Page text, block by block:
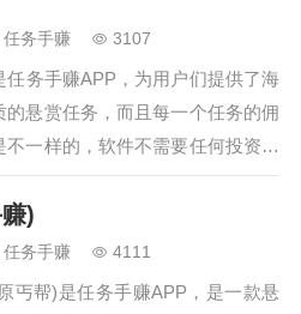
价助力等微任务，操作简单，下载
…
任务手赚 3107
任务手赚APP，为用户们提供了海
的悬赏任务，而且每一个任务的佣
不一样的，软件不需要任何投资，
现不花钱，一款真实可靠的兼职平
件实时更新，动动手指就能完成拿
每天兼职都会不一样。…
)
任务手赚 4111
丐帮)是任务手赚APP，是一款悬